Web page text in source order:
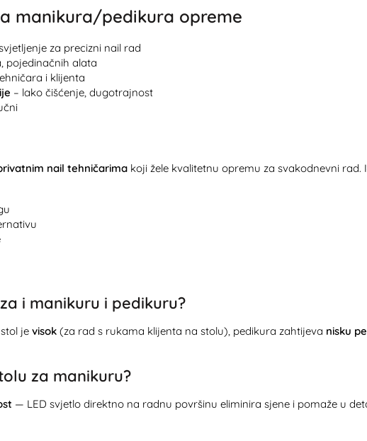
manikura/pedikura opreme
za precizni nail rad
pojedinačnih alata
i klijenta
– lako čišćenje, dugotrajnost
nail tehničarima koji žele kvalitetnu opremu za svakodnevni rad.
i manikuru i pedikuru?
je visok (za rad s rukama klijenta na stolu), pedikura zahtijeva nisku
za manikuru?
— LED svjetlo direktno na radnu površinu eliminira sjene i pomaže u